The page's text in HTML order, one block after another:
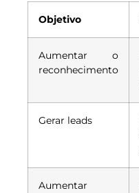
Objetivo
Aumentar o
reconhecimento
Gerar leads
Aumentar